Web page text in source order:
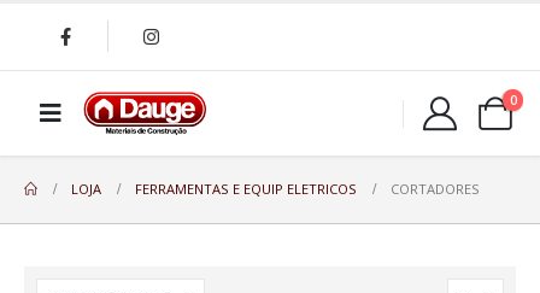
0
LOJA FERRAMENTAS E EQUIP ELETRICOS CORTADORES